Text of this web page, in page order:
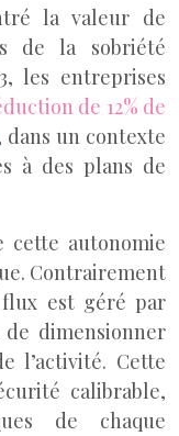
la valeur de
de la sobriété
les entreprises
de 12% de
dans un contexte
à des plans de
cette autonomie
Contrairement
est géré par
dimensionner
l’activité. Cette
calibrable,
de chaque